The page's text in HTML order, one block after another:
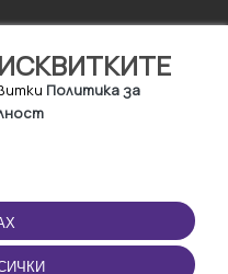
Политика за
ПРИЛОЖЕНИЕТО